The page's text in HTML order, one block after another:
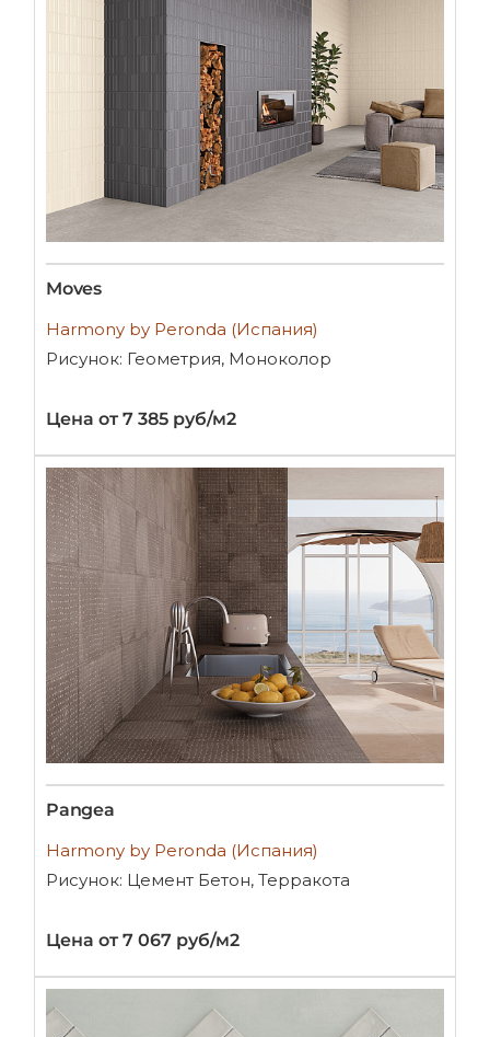
Moves
Harmony by Peronda (Испания)
Рисунок: Геометрия, Моноколор
Цена от 7 385 руб/м2
Pangea
Harmony by Peronda (Испания)
Рисунок: Цемент Бетон, Терракота
Цена от 7 067 руб/м2